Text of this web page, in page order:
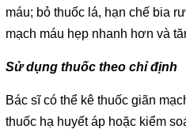
máu; bỏ thuốc lá, hạn chế bia
mạch máu hẹp nhanh hơn và
Sử dụng thuốc theo chỉ định
Bác sĩ có thể kê thuốc giãn
thuốc hạ huyết áp hoặc kiểm